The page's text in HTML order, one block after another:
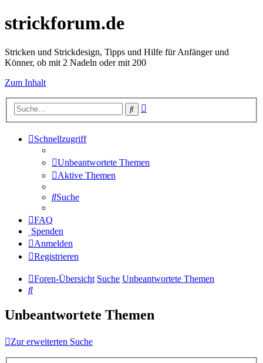
strickforum.de
Stricken und Strickdesign, Tipps und Hilfe für Anfänger und
Könner, ob mit 2 Nadeln oder mit 200
Zum Inhalt
Suche
Schnellzugriff
Unbeantwortete Themen
Aktive Themen
Suche
FAQ
Spenden
Anmelden
Registrieren
Foren-Übersicht Suche Unbeantwortete Themen
Suche
Unbeantwortete Themen
Zur erweiterten Suche